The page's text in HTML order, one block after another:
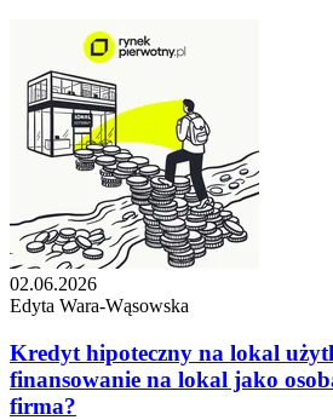
02.06.2026
Edyta Wara-Wąsowska
Kredyt hipoteczny na lokal
finansowanie na lokal jako
firma?